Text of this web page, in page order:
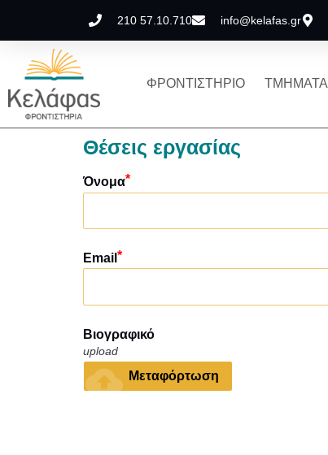
210 57.10.710 info@kelafas.gr
ΦΡΟΝΤΙΣΤΗΡΙΟ ΤΜΗΜΑΤΑ
Θέσεις εργασίας
Όνομα
Email
Βιογραφικό
upload
cloud_upload Μεταφόρτωση